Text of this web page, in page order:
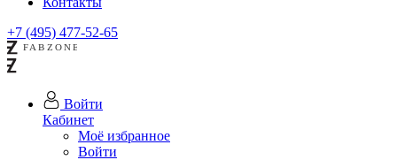
+7 (495) 477-52-65
Войти
Кабинет
Моё избранное
Войти